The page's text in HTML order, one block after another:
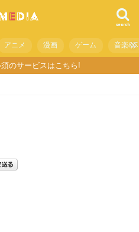
search
アニメ 漫画 ゲーム 音楽
のサービスはこちら!